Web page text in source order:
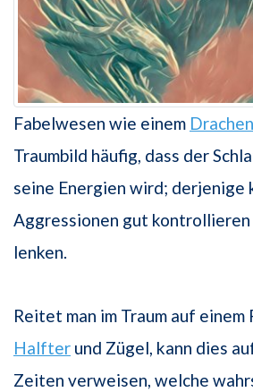
Fabelwesen wie einem Drachen
Traumbild häufig, dass der
seine Energien wird; derjenige
Aggressionen gut kontrollieren
lenken.
Reitet man im Traum auf
Halfter und Zügel, kann dies
Zeiten verweisen, welche